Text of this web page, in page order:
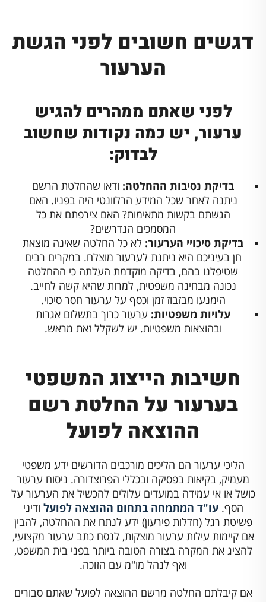
דגשים חשובים לפני הגשת
הערעור
לפני שאתם ממהרים להגיש
ערעור, יש כמה נקודות שחשוב
לבדוק:
בדיקת נסיבות ההחלטה: ודאו שהחלטת הרשם
ניתנה לאחר שכל המידע הרלוונטי היה בפניו. האם
הגשתם בקשות מתאימות? האם צירפתם את כל
המסמכים הנדרשים?
בדיקת סיכויי הערעור: לא כל החלטה שאינה מוצאת
חן בעיניכם היא ניתנת לערעור מוצלח. במקרים רבים
שטיפלנו בהם, בדיקה מוקדמת העלתה כי ההחלטה
נכונה מבחינה משפטית, למרות שהיא קשה לחייב.
הימנעו מבזבוז זמן וכסף על ערעור חסר סיכוי.
עלויות משפטיות: ערעור כרוך בתשלום אגרות
ובהוצאות משפטיות. יש לשקלל זאת מראש.
חשיבות הייצוג המשפטי
בערעור על החלטת רשם
ההוצאה לפועל
הליכי ערעור הם הליכים מורכבים הדורשים ידע משפטי
מעמיק, בקיאות בפסיקה ובכללי הפרוצדורה. ניסוח ערעור
כושל או אי עמידה במועדים עלולים להכשיל את הערעור על
הסף.עו"ד המתמחה בתחום ההוצאה לפועל ודיני
פשיטת רגל (חדלות פירעון) ידע לנתח את ההחלטה, להבין
אם קיימות עילות ערעור מוצקות, לנסח כתב ערעור מקצועי,
להציג את המקרה בצורה הטובה ביותר בפני בית המשפט,
ואף לנהל מו"מ עם הזוכה.
אם קיבלתם החלטה מרשם ההוצאה לפועל שאתם סבורים